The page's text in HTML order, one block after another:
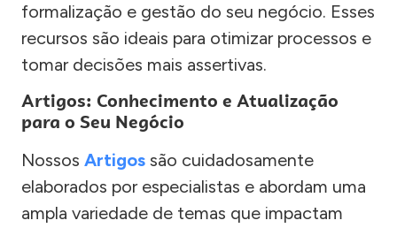
formalização e gestão do seu negócio. Esses
recursos são ideais para otimizar processos e
tomar decisões mais assertivas.
Artigos: Conhecimento e Atualização
para o Seu Negócio
Nossos Artigos são cuidadosamente
elaborados por especialistas e abordam uma
ampla variedade de temas que impactam